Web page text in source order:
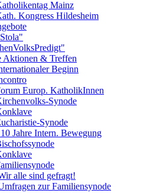
Mainz
Kongress Hildesheim
Aktionen & Treffen
Beginn
Europ. KatholikInnen
Synode
Synode
Jahre Intern. Bewegung
alle sind gefragt!
zur Familiensynode